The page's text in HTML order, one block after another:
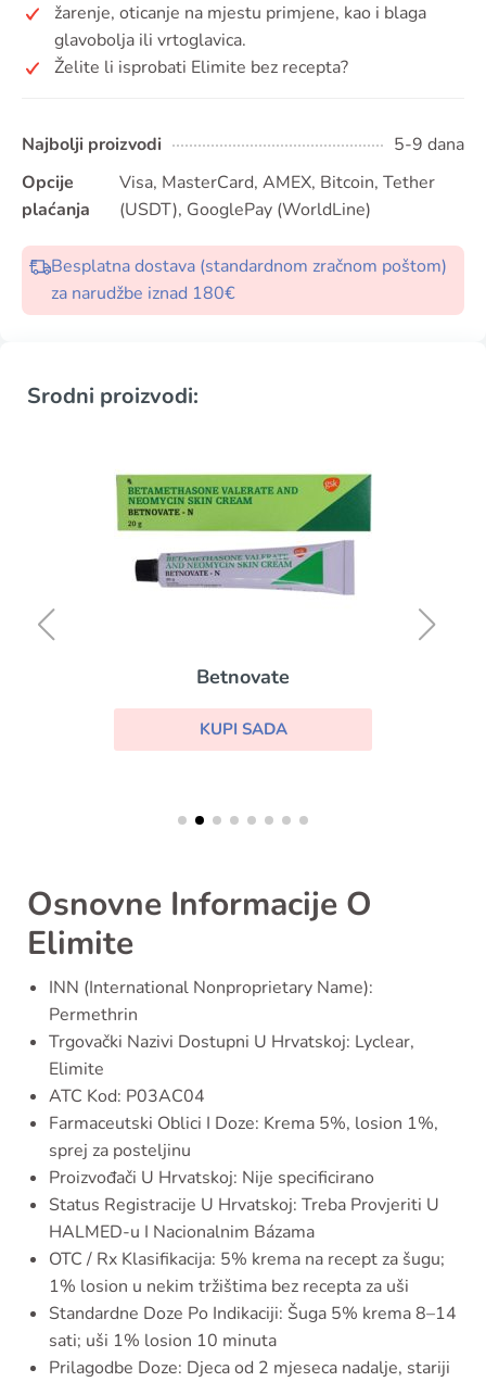
žarenje, oticanje na mjestu primjene, kao i blaga
glavobolja ili vrtoglavica.
Želite li isprobati Elimite bez recepta?
Najbolji proizvodi
5-9 dana
Opcije
plaćanja
Visa, MasterCard, AMEX, Bitcoin, Tether
(USDT), GooglePay (WorldLine)
Besplatna dostava (standardnom zračnom poštom)
za narudžbe iznad 180€
Srodni proizvodi:
Betnovate
KUPI SADA
Osnovne Informacije O
Elimite
INN (International Nonproprietary Name):
Permethrin
Trgovački Nazivi Dostupni U Hrvatskoj: Lyclear,
Elimite
ATC Kod: P03AC04
Farmaceutski Oblici I Doze: Krema 5%, losion 1%,
sprej za posteljinu
Proizvođači U Hrvatskoj: Nije specificirano
Status Registracije U Hrvatskoj: Treba Provjeriti U
HALMED-u I Nacionalnim Bázama
OTC / Rx Klasifikacija: 5% krema na recept za šugu;
1% losion u nekim tržištima bez recepta za uši
Standardne Doze Po Indikaciji: Šuga 5% krema 8–14
sati; uši 1% losion 10 minuta
Prilagodbe Doze: Djeca od 2 mjeseca nadalje, stariji